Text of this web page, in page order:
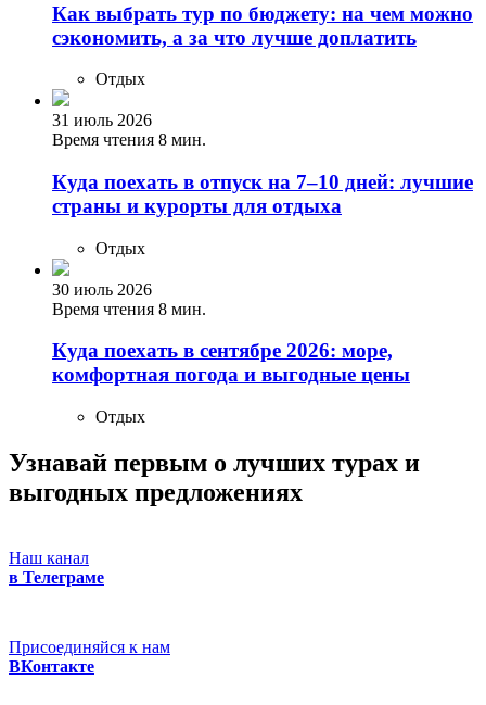
Как выбрать тур по бюджету: на чем можно
сэкономить, а за что лучше доплатить
Отдых
31 июль 2026
Время чтения 8 мин.
Куда поехать в отпуск на 7–10 дней: лучшие
страны и курорты для отдыха
Отдых
30 июль 2026
Время чтения 8 мин.
Куда поехать в сентябре 2026: море,
комфортная погода и выгодные цены
Отдых
Узнавай первым о лучших турах и
выгодных предложениях
Наш канал
в Телеграме
Присоединяйся к нам
ВКонтакте